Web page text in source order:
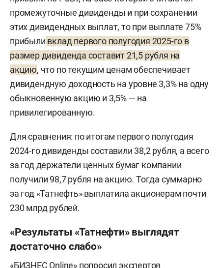
промежуточные дивиденды и при сохранении
этих дивидендных выплат, то при выплате 75%
прибыли вклад первого полугодия 2025-го в
размер дивиденда составит 21,5 рубля на
акцию, что по текущим ценам обеспечивает
дивидендную доходность на уровне 3,3% на одну
обыкновенную акцию и 3,5% — на
привилегированную.
Для сравнения: по итогам первого полугодия
2024-го дивиденды составили 38,2 рубля, а всего
за год держатели ценных бумаг компании
получили 98,7 рубля на акцию. Тогда суммарно
за год «Татнефть» выплатила акционерам почти
230 млрд рублей.
«Результаты «Татнефти» выглядят
достаточно слабо»
«БИЗНЕС Online» попросил экспертов